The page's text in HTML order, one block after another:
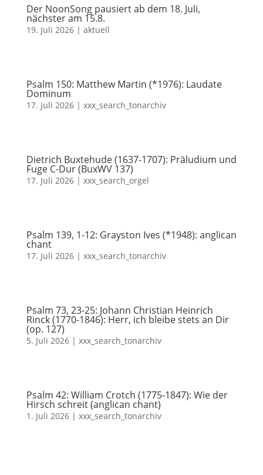
Der NoonSong pausiert ab dem 18. Juli,
nächster am 15.8.
19. Juli 2026| aktuell
Psalm 150: Matthew Martin (*1976): Laudate
Dominum
17. Juli 2026| xxx_search_tonarchiv
Dietrich Buxtehude (1637-1707): Präludium und
Fuge C-Dur (BuxWV 137)
17. Juli 2026| xxx_search_orgel
Psalm 139, 1-12: Grayston Ives (*1948): anglican
chant
17. Juli 2026| xxx_search_tonarchiv
Psalm 73, 23-25: Johann Christian Heinrich
Rinck (1770-1846): Herr, ich bleibe stets an Dir
(op. 127)
5. Juli 2026| xxx_search_tonarchiv
Psalm 42: William Crotch (1775-1847): Wie der
Hirsch schreit (anglican chant)
1. Juli 2026| xxx_search_tonarchiv